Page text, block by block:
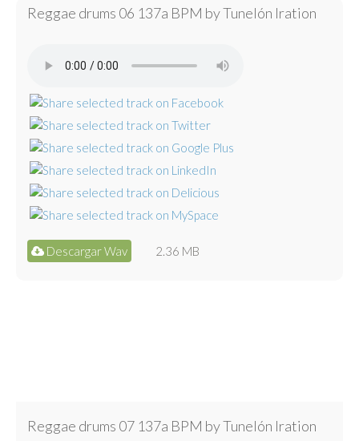
Reggae drums 06 137a BPM by Tunelón Iration
Descargar Wav 2.36 MB
Reggae drums 07 137a BPM by Tunelón Iration